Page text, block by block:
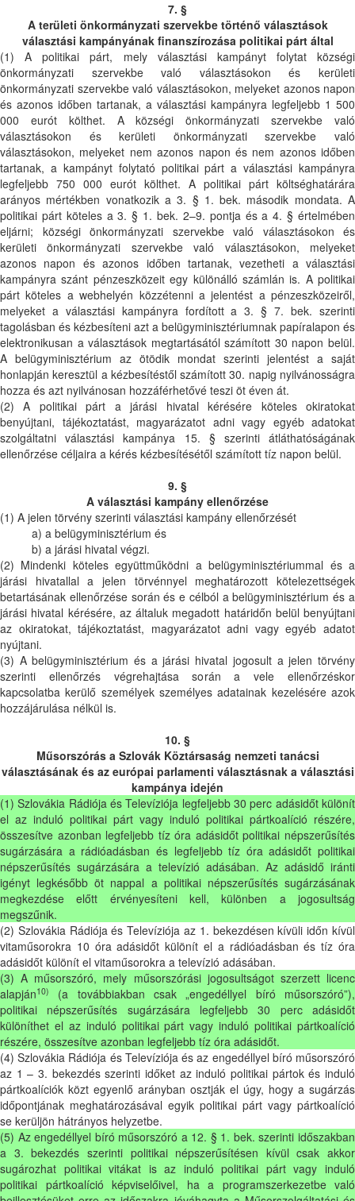
7. §
A területi önkormányzati szervekbe történő választások
választási kampányának finanszírozása politikai párt által
(1) A politikai párt, mely választási kampányt folytat községi
önkormányzati szervekbe való választásokon és kerületi
önkormányzati szervekbe való választásokon, melyeket azonos napon
és azonos időben tartanak, a választási kampányra legfeljebb 1 500
000 eurót költhet. A községi önkormányzati szervekbe való
választásokon és kerületi önkormányzati szervekbe való
választásokon, melyeket nem azonos napon és nem azonos időben
tartanak, a kampányt folytató politikai párt a választási kampányra
legfeljebb 750 000 eurót költhet. A politikai párt költséghatárára
arányos mértékben vonatkozik a 3. § 1. bek. második mondata. A
politikai párt köteles a 3. § 1. bek. 2–9. pontja és a 4. § értelmében
eljárni; községi önkormányzati szervekbe való választásokon és
kerületi önkormányzati szervekbe való választásokon, melyeket
azonos napon és azonos időben tartanak, vezetheti a választási
kampányra szánt pénzeszközeit egy különálló számlán is. A politikai
párt köteles a webhelyén közzétenni a jelentést a pénzeszközeiről,
melyeket a választási kampányra fordított a 3. § 7. bek. szerinti
tagolásban és kézbesíteni azt a belügyminisztériumnak papíralapon és
elektronikusan a választások megtartásától számított 30 napon belül.
A belügyminisztérium az ötödik mondat szerinti jelentést a saját
honlapján keresztül a kézbesítéstől számított 30. napig nyilvánosságra
hozza és azt nyilvánosan hozzáférhetővé teszi öt éven át.
(2) A politikai párt a járási hivatal kérésére köteles okiratokat
benyújtani, tájékoztatást, magyarázatot adni vagy egyéb adatokat
szolgáltatni választási kampánya 15. § szerinti átláthatóságának
ellenőrzése céljaira a kérés kézbesítésétől számított tíz napon belül.
9. §
A választási kampány ellenőrzése
(1) A jelen törvény szerinti választási kampány ellenőrzését
a) a belügyminisztérium és
b) a járási hivatal végzi.
(2) Mindenki köteles együttműködni a belügyminisztériummal és a
járási hivatallal a jelen törvénnyel meghatározott kötelezettségek
betartásának ellenőrzése során és e célból a belügyminisztérium és a
járási hivatal kérésére, az általuk megadott határidőn belül benyújtani
az okiratokat, tájékoztatást, magyarázatot adni vagy egyéb adatot
nyújtani.
(3) A belügyminisztérium és a járási hivatal jogosult a jelen törvény
szerinti ellenőrzés végrehajtása során a vele ellenőrzéskor
kapcsolatba kerülő személyek személyes adatainak kezelésére azok
hozzájárulása nélkül is.
10. §
Műsorszórás a Szlovák Köztársaság nemzeti tanácsi
választásának és az európai parlamenti választásnak a választási
kampánya idején
(1) Szlovákia Rádiója és Televíziója legfeljebb 30 perc adásidőt különít
el az induló politikai párt vagy induló politikai pártkoalíció részére,
összesítve azonban legfeljebb tíz óra adásidőt politikai népszerűsítés
sugárzására a rádióadásban és legfeljebb tíz óra adásidőt politikai
népszerűsítés sugárzására a televízió adásában. Az adásidő iránti
igényt legkésőbb öt nappal a politikai népszerűsítés sugárzásának
megkezdése előtt érvényesíteni kell, különben a jogosultság
megszűnik.
(2) Szlovákia Rádiója és Televíziója az 1. bekezdésen kívüli időn kívül
vitaműsorokra 10 óra adásidőt különít el a rádióadásban és tíz óra
adásidőt különít el vitaműsorokra a televízió adásában.
(3) A műsorszóró, mely műsorszórási jogosultságot szerzett licenc
alapján10)
(a továbbiakban csak „engedéllyel bíró műsorszóró”),
politikai népszerűsítés sugárzására legfeljebb 30 perc adásidőt
különíthet el az induló politikai párt vagy induló politikai pártkoalíció
részére, összesítve azonban legfeljebb tíz óra adásidőt.
(4) Szlovákia Rádiója és Televíziója és az engedéllyel bíró műsorszóró
az 1 – 3. bekezdés szerinti időket az induló politikai pártok és induló
pártkoalíciók közt egyenlő arányban osztják el úgy, hogy a sugárzás
időpontjának meghatározásával egyik politikai párt vagy pártkoalíció
se kerüljön hátrányos helyzetbe.
(5) Az engedéllyel bíró műsorszóró a 12. § 1. bek. szerinti időszakban
a 3. bekezdés szerinti politikai népszerűsítésen kívül csak akkor
sugározhat politikai vitákat is az induló politikai párt vagy induló
politikai pártkoalíció képviselőivel, ha a programszerkezetbe való